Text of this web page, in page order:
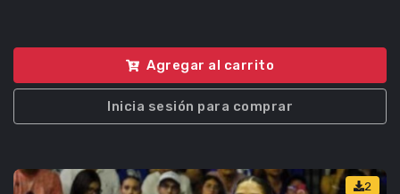
Agregar al carrito
Inicia sesión para comprar
2